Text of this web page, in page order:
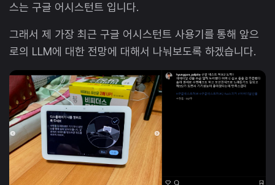
스는 구글 어시스턴트 입니다.
그래서 제 가장 최근 구글 어시스턴트 사용기를 통해 앞으
로의 LLM에 대한 전망에 대해서 나눠보도록 하겠습니다.